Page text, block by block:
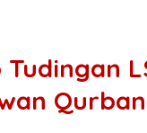
Qurban